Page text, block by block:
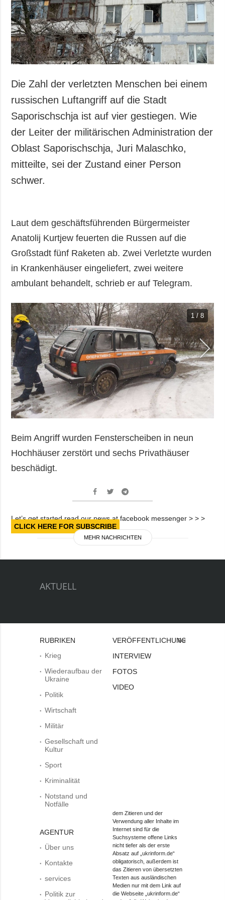
Gesellschaft und
Kultur
Sport
Kriminalität
Notstand und
ZUSÄTZLICH
Veröffentlichungen
Interview
Fotos
Video
LEISTUNGEN
Abonnement
Fotobank
Die Zahl der verletzten Menschen bei einem
russischen Luftangriff auf die Stadt
Saporischschja ist auf vier gestiegen. Wie
der Leiter der militärischen Administration der
Oblast Saporischschja, Juri Malaschko,
mitteilte, sei der Zustand einer Person
schwer.
Laut dem geschäftsführenden Bürgermeister
Anatolij Kurtjew feuerten die Russen auf die
Großstadt fünf Raketen ab. Zwei Verletzte wurden
in Krankenhäuser eingeliefert, zwei weitere
ambulant behandelt, schrieb er auf Telegram.
1 / 8
Beim Angriff wurden Fensterscheiben in neun
Hochhäuser zerstört und sechs Privathäuser
beschädigt.
Let’s get started read our news at facebook messenger > > >
CLICK HERE FOR SUBSCRIBE
MEHR NACHRICHTEN
AKTUELL
RUBRIKEN
Krieg
Wiederaufbau der
Ukraine
Politik
Wirtschaft
Militär
Gesellschaft und
Kultur
Sport
Kriminalität
Notstand und
Notfälle
AGENTUR
Über uns
Kontakte
services
Politik zur
VERÖFFENTLICHUNGEN
INTERVIEW
FOTOS
VIDEO
Bei
dem Zitieren und der
Verwendung aller Inhalte im
Internet sind für die
Suchsysteme offene Links
nicht tiefer als der erste
Absatz auf „ukrinform.de“
obligatorisch, außerdem ist
das Zitieren von übersetzten
Texten aus ausländischen
Medien nur mit dem Link auf
die Webseite „ukrinform.de“